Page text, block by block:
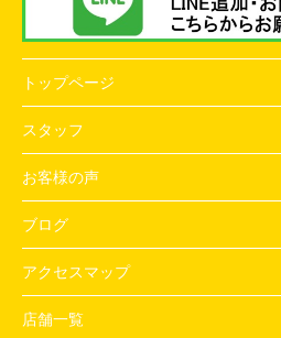
トップページ
スタッフ
お客様の声
ブログ
アクセスマップ
店舗一覧